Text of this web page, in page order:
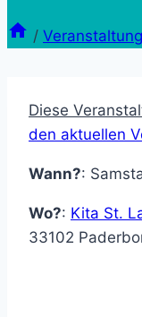
/
Diese
den aktuellen
Wann?:
Wo?: Kita St.
33102